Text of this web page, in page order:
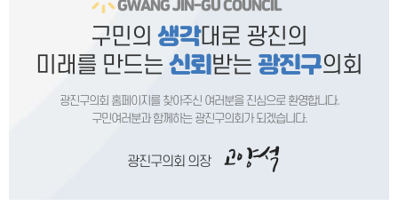
GWANG JIN-GU COUNCIL
구민의 생각대로 광진의
미래를 만드는 신뢰 받는 광진구의회
광진구의회 홈페이지를 찾아주신 여러분을 진심으로 환영합니다.
구민여러분과 함께하는 광진구의회가 되겠습니다.
광진구의회 의장